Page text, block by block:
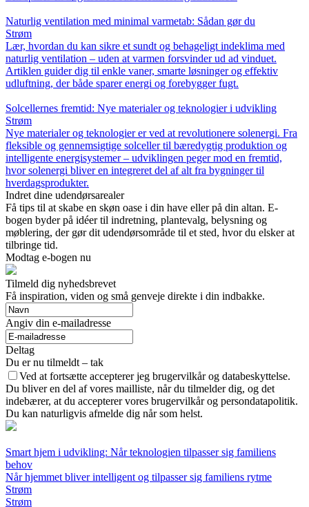
Naturlig ventilation med minimal varmetab: Sådan gør du
Strøm
Lær, hvordan du kan sikre et sundt og behageligt indeklima med
naturlig ventilation – uden at varmen forsvinder ud ad vinduet.
Artiklen guider dig til enkle vaner, smarte løsninger og effektiv
udluftning, der både sparer energi og forebygger fugt.
Solcellernes fremtid: Nye materialer og teknologier i udvikling
Strøm
Nye materialer og teknologier er ved at revolutionere solenergi. Fra
fleksible og gennemsigtige solceller til bæredygtig produktion og
intelligente energisystemer – udviklingen peger mod en fremtid,
hvor solenergi bliver en integreret del af alt fra bygninger til
hverdagsprodukter.
Indret dine udendørsarealer
Få tips til at skabe en skøn oase i din have eller på din altan. E-
bogen byder på idéer til indretning, plantevalg, belysning og
møblering, der gør dit udendørsområde til et sted, hvor du elsker at
tilbringe tid.
Modtag e-bogen nu
Tilmeld dig nyhedsbrevet
Få inspiration, viden og små genveje direkte i din indbakke.
Angiv din e-mailadresse
Deltag
Du er nu tilmeldt – tak
Ved at fortsætte accepterer jeg brugervilkår og databeskyttelse.
Du bliver en del af vores mailliste, når du tilmelder dig, og det
indebærer, at du accepterer vores brugervilkår og persondatapolitik.
Du kan naturligvis afmelde dig når som helst.
Smart hjem i udvikling: Når teknologien tilpasser sig familiens
behov
Når hjemmet bliver intelligent og tilpasser sig familiens rytme
Strøm
Strøm